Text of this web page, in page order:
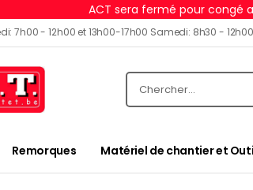
ACT sera fermé pour congé
7h00 - 12h00 et 13h00-17h00 Samedi: 8h30 - 12h00
Remorques Matériel de chantier et